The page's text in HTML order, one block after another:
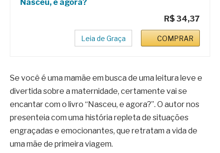
Nasceu, e agora?
R$ 34,37
Leia de Graça COMPRAR
Se você é uma mamãe em busca de uma leitura leve e
divertida sobre a maternidade, certamente vai se
encantar com o livro “Nasceu, e agora?”. O autor nos
presenteia com uma história repleta de situações
engraçadas e emocionantes, que retratam a vida de
uma mãe de primeira viagem.